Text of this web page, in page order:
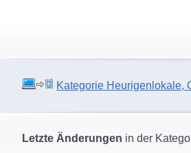
Kategorie Heurigenlokale,
Letzte Änderungen in der